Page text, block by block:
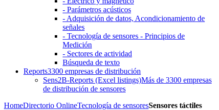
- Parámetros acústicos
- Adquisición de datos, Acondicionamiento de
señales
- Tecnología de sensores - Principios de
Medición
- Sectores de actividad
Búsqueda de texto
Reports3300 empresas de distribución
Sens2B-Reports (Excel listings)Más de 3300 empresas
de distribución de sensores
HomeDirectorio OnlineTecnología de sensoresSensores táctiles